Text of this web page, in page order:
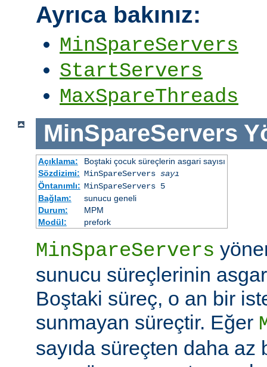
Ayrıca bakınız:
MinSpareServers
StartServers
MaxSpareThreads
MinSpareServers
Açıklama:
Boştaki çocuk süreçlerin asgari sayısı
Sözdizimi: MinSpareServers sayı
Öntanımlı: MinSpareServers 5
Bağlam:
sunucu geneli
Durum:
MPM
Modül:
prefork
MinSpareServers
sunucu süreçlerinin
Boştaki süreç, o an bir
sunmayan süreçtir. Eğer
sayıda süreçten daha az